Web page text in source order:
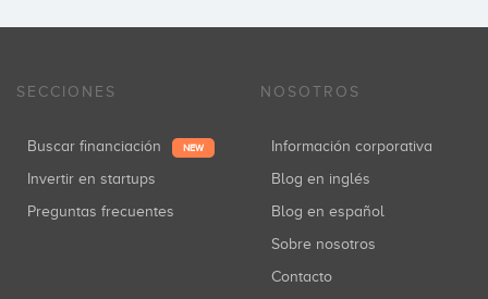
SECCIONES
Buscar financiación NEW
Invertir en startups
Preguntas frecuentes
NOSOTROS
Información corporativa
Blog en inglés
Blog en español
Sobre nosotros
Contacto